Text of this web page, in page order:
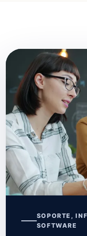
SOPORTE,
SOFTWARE